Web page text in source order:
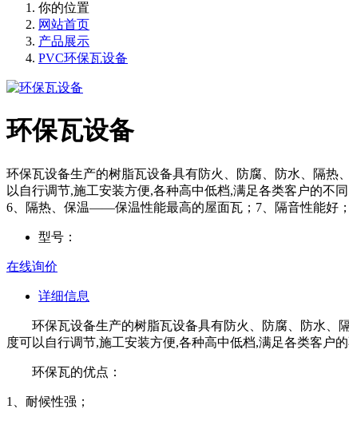
你的位置
网站首页
产品展示
PVC环保瓦设备
环保瓦设备
环保瓦设备生产的树脂瓦设备具有防火、防腐、防水、隔热
以自行调节,施工安装方便,各种高中低档,满足各类客户的不
6、隔热、保温——保温性能最高的屋面瓦；7、隔音性能
型号：
在线询价
详细信息
环保瓦设备生产的树脂瓦设备具有防火、防腐、防水、
度可以自行调节,施工安装方便,各种高中低档,满足各类客户的
环保瓦的优点：
1、耐候性强；